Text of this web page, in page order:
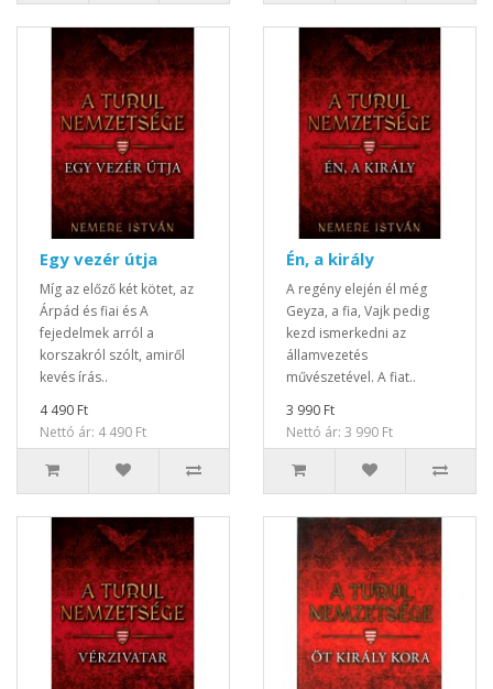
Egy vezér útja
Míg az előző két kötet, az
Árpád és fiai és A
fejedelmek arról a
korszakról szólt, amiről
kevés írás..
4 490 Ft
Nettó ár: 4 490 Ft
Én, a király
A regény elején él még
Geyza, a fia, Vajk pedig
kezd ismerkedni az
államvezetés
művészetével. A fiat..
3 990 Ft
Nettó ár: 3 990 Ft